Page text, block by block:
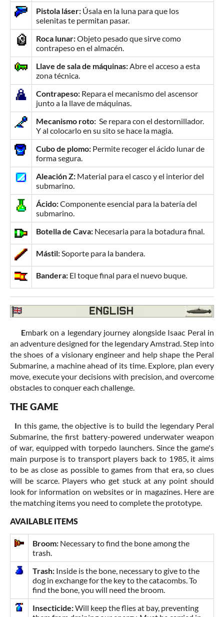
Pistola láser: Úsala en la luna para que los
selenitas te permitan pasar.
Roca lunar:Objeto pesado que sirve como
contrapeso en el almacén.
Llave de sala de máquinas: Abre el acceso a esta
zona técnica.
Contrapeso: Repara el mecanismo del ascensor
junto a la llave de máquinas.
Mecanismo roto: Se repara con el destornillador.
Y al colocarlo en su sito se hace la magia.
Cubo de plomo: Permite recoger el ácido lunar de
forma segura.
Aleación Z: Material para el casco y el interior del
submarino.
Ácido:Componente esencial para la batería del
submarino.
Botella de Cava: Necesaria para la botadura final.
Mástil: Soporte para la bandera.
Bandera: El toque final para el nuevo buque.
Embark on a legendary journey alongside Isaac Peral in
an adventure designed for the legendary Amstrad. Step into
the shoes of a visionary engineer and help shape the Peral
Submarine, a machine ahead of its time. Explore, plan every
move, execute your decisions with precision, and overcome
obstacles to conquer each challenge.
THE GAME
In this game, the objective is to build the legendary Peral
Submarine, the first battery-powered underwater weapon
of war, equipped with torpedo launchers. Since the game's
main purpose is to transport players back to 1985, it aims
to be as close as possible to games from that era, so clues
will be scarce. Players who get stuck at any point should
look for information on websites or in magazines. Here are
the matching items you need to complete the prototype.
AVAILABLE ITEMS
Broom: Necessary to find the bone among the
trash.
Trash: Inside is the bone, necessary to give to the
dog in exchange for the key to the catacombs. To
find the bone, you will need the broom.
Insecticide:Will keep the flies at bay, preventing